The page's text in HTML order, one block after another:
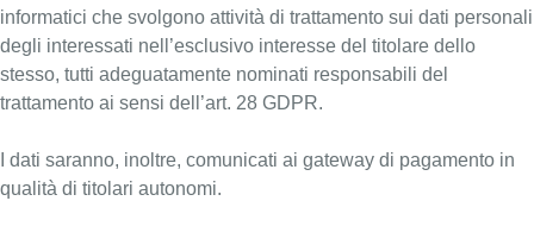
informatici che svolgono attività di trattamento sui dati personali
degli interessati nell’esclusivo interesse del titolare dello
stesso, tutti adeguatamente nominati responsabili del
trattamento ai sensi dell’art. 28 GDPR.
I dati saranno, inoltre, comunicati ai gateway di pagamento in
qualità di titolari autonomi.